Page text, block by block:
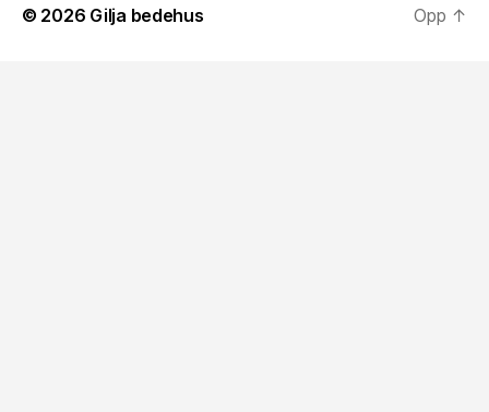
© 2026 Gilja bedehus Opp ↑